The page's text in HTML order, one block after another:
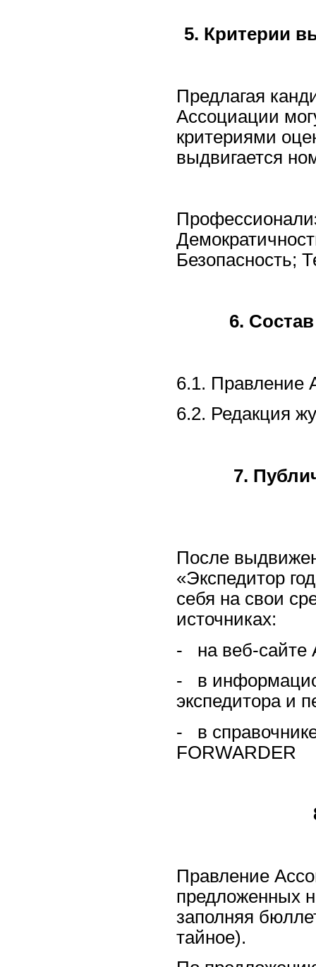
5. Критерии
Предлагая
Ассоциации
критериями
выдвигается
Безопасность;
6.
6.1. Правление
6.2. Редакция
7.
После
«Экспедитор
себя на свои
источниках:
- на веб-сайте
- в
экспедитора и
- в
FORWARDER
Правление
предложенных
заполняя
тайное).